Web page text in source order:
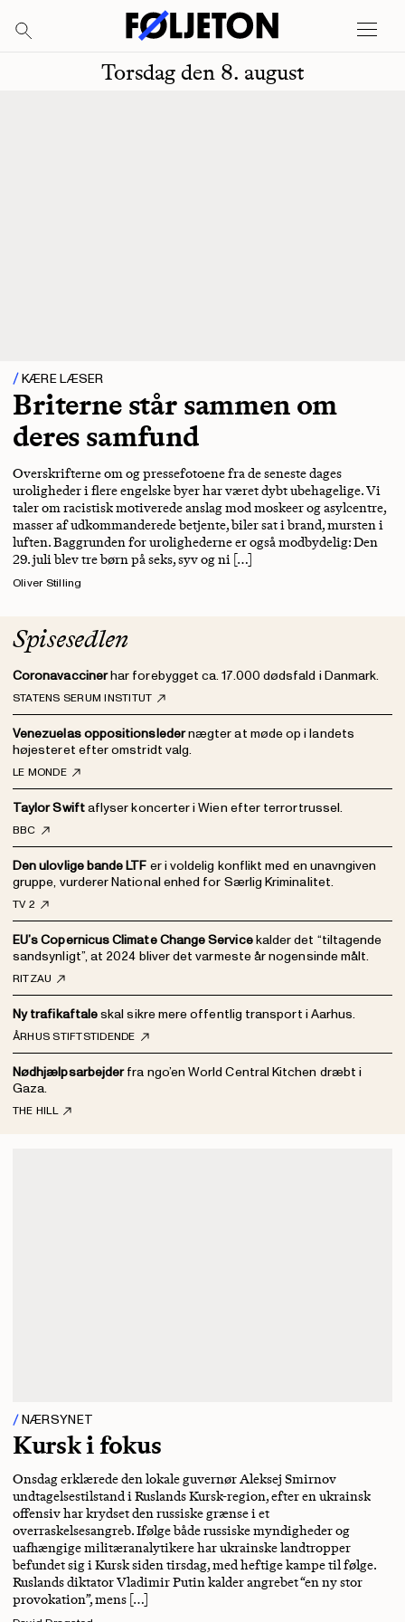
Torsdag den 8. august
KÆRE LÆSER
Briterne står sammen om
deres samfund
Overskrifterne om og pressefotoene fra de seneste dages
uroligheder i flere engelske byer har været dybt ubehagelige. Vi
taler om racistisk motiverede anslag mod moskeer og asylcentre,
masser af udkommanderede betjente, biler sat i brand, mursten i
luften. Baggrunden for urolighederne er også modbydelig: Den
29. juli blev tre børn på seks, syv og ni […]
Oliver Stilling
Spisesedlen
Coronavaccinerhar forebygget ca. 17.000 dødsfald i Danmark.
STATENS SERUM INSTITUT
Venezuelas oppositionsledernægter at møde op i landets
højesteret efter omstridt valg.
LE MONDE
Taylor Swiftaflyser koncerter i Wien efter terrortrussel.
BBC
Den ulovlige bande LTF er i voldelig konflikt med en unavngiven
gruppe, vurderer National enhed for Særlig Kriminalitet.
TV 2
EU’s Copernicus Climate Change Servicekalder det “tiltagende
sandsynligt”, at 2024 bliver det varmeste år nogensinde målt.
RITZAU
Ny trafikaftaleskal sikre mere offentlig transport i Aarhus.
ÅRHUS STIFTSTIDENDE
Nødhjælpsarbejderfra ngo’en World Central Kitchen dræbt i
Gaza.
THE HILL
NÆRSYNET
Kursk i fokus
Onsdag erklærede den lokale guvernør Aleksej Smirnov
undtagelsestilstand i Ruslands Kursk-region, efter en ukrainsk
offensiv har krydset den russiske grænse i et
overraskelsesangreb. Ifølge både russiske myndigheder og
uafhængige militæranalytikere har ukrainske landtropper
befundet sig i Kursk siden tirsdag, med heftige kampe til følge.
Ruslands diktator Vladimir Putin kalder angrebet “en ny stor
provokation”, mens […]